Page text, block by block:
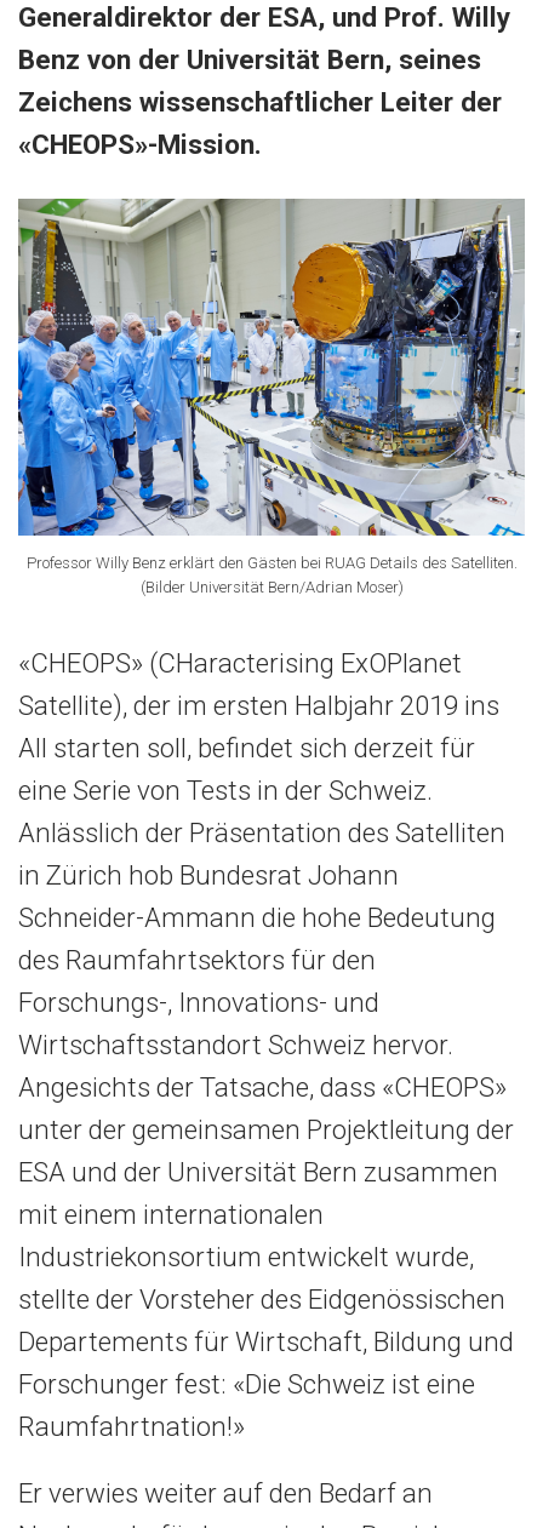
Generaldirektor der ESA, und Prof. Willy
Benz von der Universität Bern, seines
Zeichens wissenschaftlicher Leiter der
«CHEOPS»-Mission.
Professor Willy Benz erklärt den Gästen bei RUAG Details des Satelliten.
(Bilder Universität Bern/Adrian Moser)
«CHEOPS» (CHaracterising ExOPlanet
Satellite), der im ersten Halbjahr 2019 ins
All starten soll, befindet sich derzeit für
eine Serie von Tests in der Schweiz.
Anlässlich der Präsentation des Satelliten
in Zürich hob Bundesrat Johann
Schneider-Ammann die hohe Bedeutung
des Raumfahrtsektors für den
Forschungs-, Innovations- und
Wirtschaftsstandort Schweiz hervor.
Angesichts der Tatsache, dass «CHEOPS»
unter der gemeinsamen Projektleitung der
ESA und der Universität Bern zusammen
mit einem internationalen
Industriekonsortium entwickelt wurde,
stellte der Vorsteher des Eidgenössischen
Departements für Wirtschaft, Bildung und
Forschunger fest: «Die Schweiz ist eine
Raumfahrtnation!»
Er verwies weiter auf den Bedarf an